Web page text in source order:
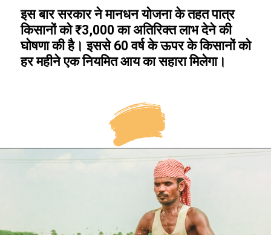
इस बार सरकार ने मानधन योजना के तहत पात्र
किसानों को ₹3,000 का अतिरिक्त लाभ देने की
घोषणा की है। इससे 60 वर्ष के ऊपर के किसानों को
हर महीने एक नियमित आय का सहारा मिलेगा।